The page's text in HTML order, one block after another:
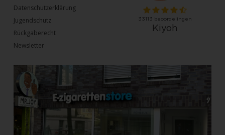
Datenschutzerklärung
Jugendschutz
Rückgaberecht
Newsletter